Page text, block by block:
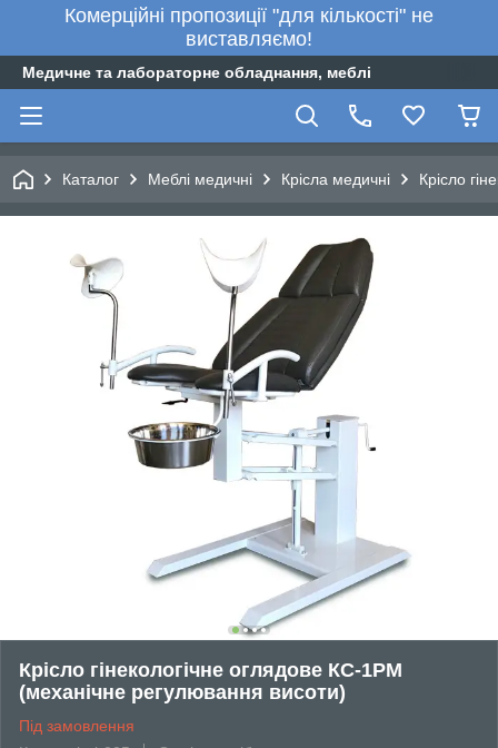
Комерційні пропозиції "для кількості" не
виставляємо!
Медичне та лабораторне обладнання, меблі
Каталог Меблі медичні Крісла медичні Крісло
Крісло гінекологічне оглядове КС-1РМ
(механічне регулювання висоти)
Під замовлення